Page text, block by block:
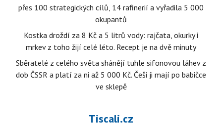
přes 100 strategických cílů, 14 rafinerií a vyřadila 5 000
okupantů
Kostka droždí za 8 Kč a 5 litrů vody: rajčata, okurky i
mrkev z toho žijí celé léto. Recept je na dvě minuty
Sběratelé z celého světa shánějí tuhle sifonovou láhev z
dob ČSSR a platí za ni až 5 000 Kč. Češi ji mají po babičce
ve sklepě
Tiscali.cz